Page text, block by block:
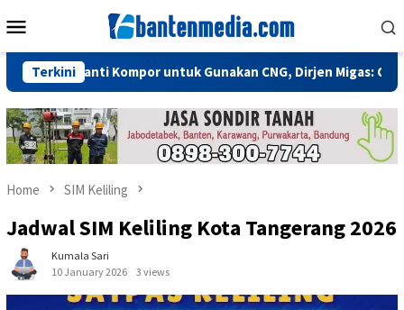
to
Menu
Terkini
Ganti Kompor untuk Gunakan CNG, Dirjen Migas: Cukup Plug
Home SIM Keliling
Jadwal SIM Keliling Kota Tangerang 2026
Kumala Sari
10 January 2026
3 views